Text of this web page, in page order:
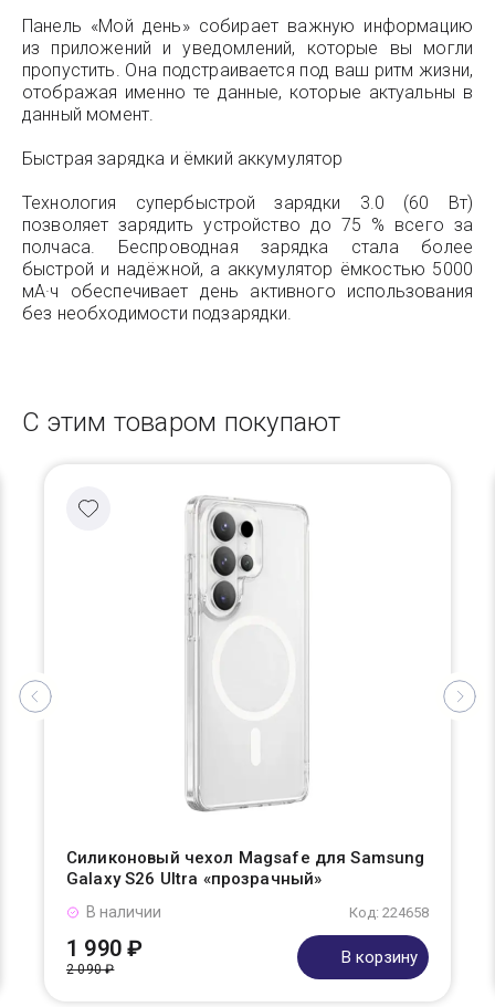
Панель «Мой день» собирает важную информацию
из приложений и уведомлений, которые вы могли
пропустить. Она подстраивается под ваш ритм жизни,
отображая именно те данные, которые актуальны в
данный момент.
Быстрая зарядка и ёмкий аккумулятор
Технология супербыстрой зарядки 3.0 (60 Вт)
позволяет зарядить устройство до 75 % всего за
полчаса. Беспроводная зарядка стала более
быстрой и надёжной, а аккумулятор ёмкостью 5000
мА·ч обеспечивает день активного использования
без необходимости подзарядки.
С этим товаром покупают
Силиконовый чехол Magsafe для Samsung
Galaxy S26 Ultra «прозрачный»
Код: 224658
В наличии
1 990 ₽
2 090 ₽
В корзину